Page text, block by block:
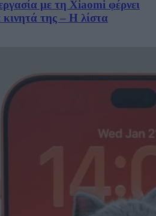
με τη Xiaomi φέρνει
της – Η λίστα